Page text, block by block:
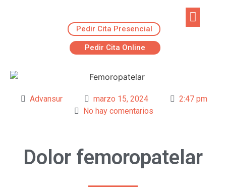
Pedir Cita Presencial
Pedir Cita Online
Advansur marzo 15, 2024
2:47 pm
No hay comentarios
Dolor femoropatelar